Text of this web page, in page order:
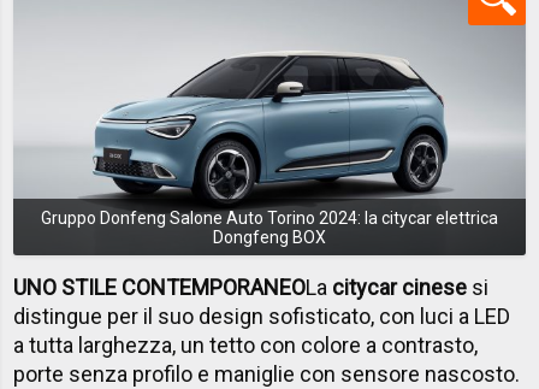
Gruppo Donfeng Salone Auto Torino 2024: la citycar elettrica
Dongfeng BOX
UNO STILE CONTEMPORANEOLa citycar cinese si
distingue per il suo design sofisticato, con luci a LED
a tutta larghezza, un tetto con colore a contrasto,
porte senza profilo e maniglie con sensore nascosto.